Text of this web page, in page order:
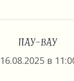
ПАУ-ВАУ
16.08.2025 в